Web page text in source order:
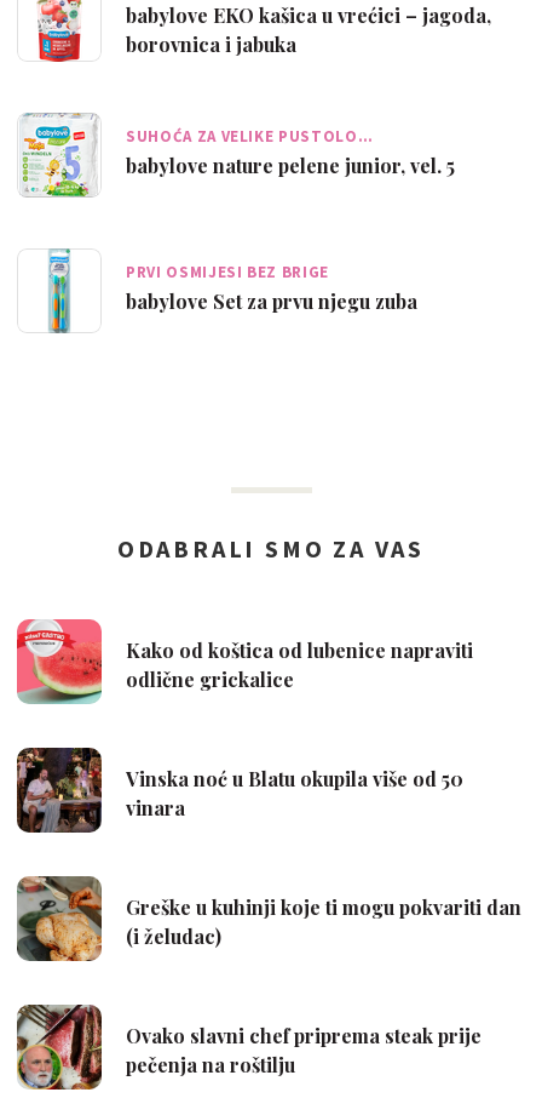
babylove EKO kašica u vrećici – jagoda,
borovnica i jabuka
SUHOĆA ZA VELIKE PUSTOLO…
babylove nature pelene junior, vel. 5
PRVI OSMIJESI BEZ BRIGE
babylove Set za prvu njegu zuba